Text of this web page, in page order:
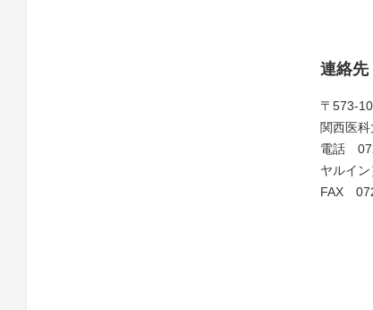
連絡先
〒573-
関西医
電話
ヤルイン
FAX